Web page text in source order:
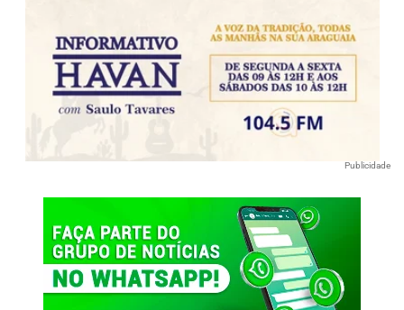
Publicidade